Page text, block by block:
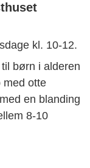
kl. 10-12.
børn i alderen
med otte
en blanding
8-10